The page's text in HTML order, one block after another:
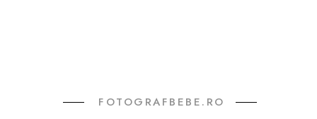
FOTOGRAFBEBE.RO